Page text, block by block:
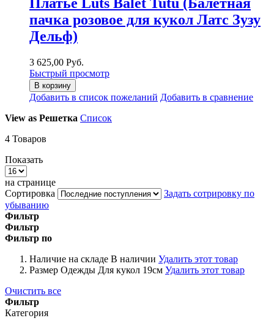
Платье Luts Balet Tutu (Балетная
пачка розовое для кукол Латс Зузу
Дельф)
3 625,00 Руб.
Быстрый просмотр
В корзину
Добавить в список пожеланий Добавить в сравнение
View as Решетка Список
4 Товаров
Показать
на странице
Сортировка
Задать сотрировку по
убыванию
Фильтр
Фильтр
Фильтр по
Наличие на складе В наличии Удалить этот товар
Размер Одежды Для кукол 19см Удалить этот товар
Очистить все
Фильтр
Категория